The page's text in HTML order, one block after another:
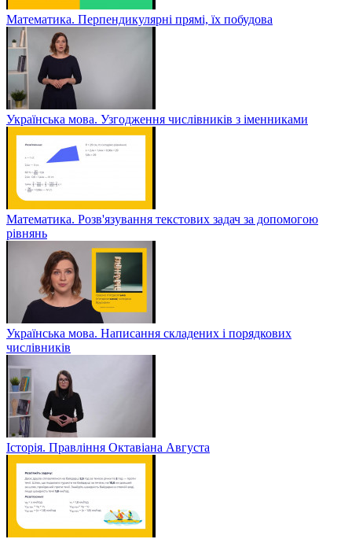
Математика. Перпендикулярні прямі, їх побудова
Українська мова. Узгодження числівників з іменниками
Математика. Розв'язування текстових задач за допомогою
рівнянь
Українська мова. Написання складених і порядкових
числівників
Історія. Правління Октавіана Августа